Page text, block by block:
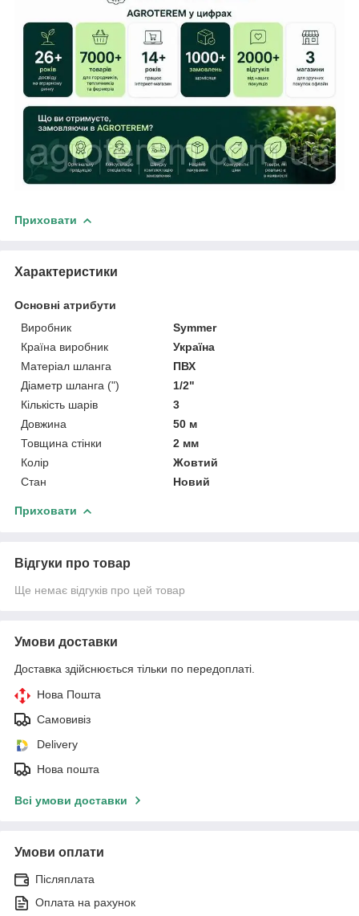
Приховати
Характеристики
Основні атрибути
Виробник
Symmer
Країна виробник
Україна
Матеріал шланга
ПВХ
Діаметр шланга (")
1/2"
Кількість шарів
3
Довжина
50 м
Товщина стінки
2 мм
Колір
Жовтий
Стан
Новий
Приховати
Відгуки про товар
Ще немає відгуків про цей товар
Умови доставки
Доставка здійснюється тільки по передоплаті.
Нова Пошта
Самовивіз
Delivery
Нова пошта
Всі умови доставки
Умови оплати
Післяплата
Оплата на рахунок